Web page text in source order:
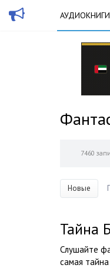
АУДИОКНИГИ
7460
Новые
Тайна
Слушайте
самая